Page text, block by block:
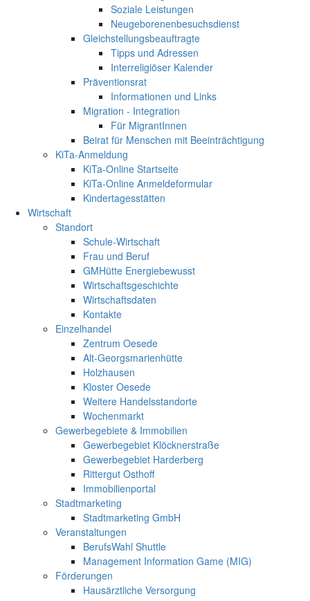
Soziale Leistungen
Neugeborenenbesuchsdienst
Gleichstellungsbeauftragte
Tipps und Adressen
Interreligiöser Kalender
Präventionsrat
Informationen und Links
Migration - Integration
Für MigrantInnen
Beirat für Menschen mit Beeinträchtigung
KiTa-Anmeldung
KiTa-Online Startseite
KiTa-Online Anmeldeformular
Kindertagesstätten
Wirtschaft
Standort
Schule-Wirtschaft
Frau und Beruf
GMHütte Energiebewusst
Wirtschaftsgeschichte
Wirtschaftsdaten
Kontakte
Einzelhandel
Zentrum Oesede
Alt-Georgsmarienhütte
Holzhausen
Kloster Oesede
Weitere Handelsstandorte
Wochenmarkt
Gewerbegebiete & Immobilien
Gewerbegebiet Klöcknerstraße
Gewerbegebiet Harderberg
Rittergut Osthoff
Immobilienportal
Stadtmarketing
Stadtmarketing GmbH
Veranstaltungen
BerufsWahl Shuttle
Management Information Game (MIG)
Förderungen
Hausärztliche Versorgung